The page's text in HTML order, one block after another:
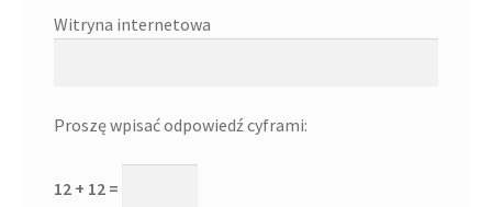
Witryna internetowa
Proszę wpisać odpowiedź cyframi:
12 + 12 =